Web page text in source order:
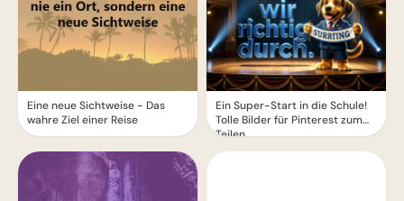
Eine neue Sichtweise - Das
wahre Ziel einer Reise
Ein Super-Start in die Schule!
Tolle Bilder für Pinterest zum
Teilen.